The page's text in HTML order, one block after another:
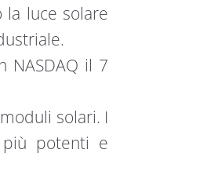
la luce solare
NASDAQ il 7
solari. I
potenti e